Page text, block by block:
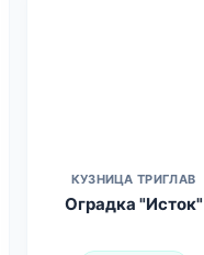
КУЗНИЦА ТРИГЛАВ
Оградка "Исток"